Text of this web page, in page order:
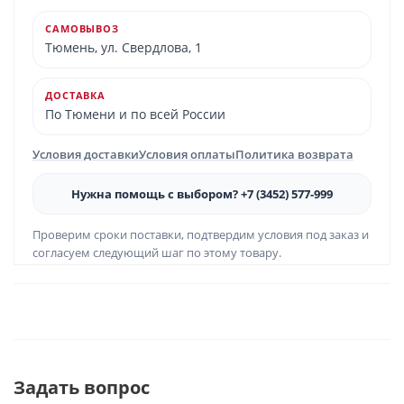
САМОВЫВОЗ
Тюмень, ул. Свердлова, 1
ДОСТАВКА
По Тюмени и по всей России
Условия доставкиУсловия оплатыПолитика возврата
Нужна помощь с выбором? +7 (3452) 577-999
Проверим сроки поставки, подтвердим условия под заказ и
согласуем следующий шаг по этому товару.
Задать вопрос